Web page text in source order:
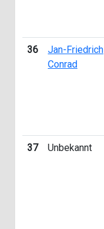
36
Jan-Friedrich
Conrad
37 Unbekannt